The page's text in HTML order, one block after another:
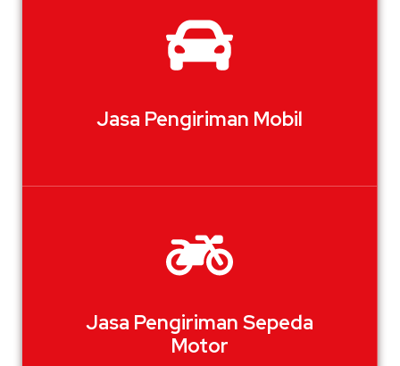
Jasa Pengiriman Mobil
Jasa Pengiriman Sepeda
Motor